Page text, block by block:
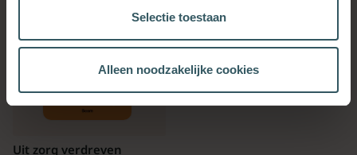
Selectie toestaan
Alleen noodzakelijke cookies
Uit zorg verdreven